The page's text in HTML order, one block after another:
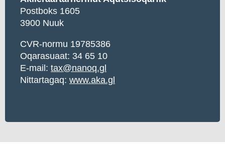
Postboks 1605
3900 Nuuk
CVR-normu 19785386
Oqarasuaat: 34 65 10
E-mail: tax@nanoq.gl
Nittartagaq: www.aka.gl